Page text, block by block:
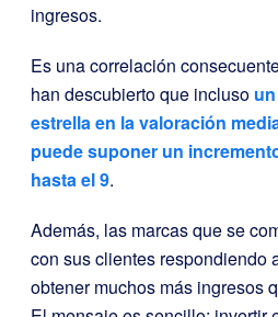
ingresos.
Es una correlación
han descubierto que incluso
estrella en la valoración
puede suponer un
hasta el 9.
Además, las marcas que se
con sus clientes respondiendo
obtener muchos más ingresos